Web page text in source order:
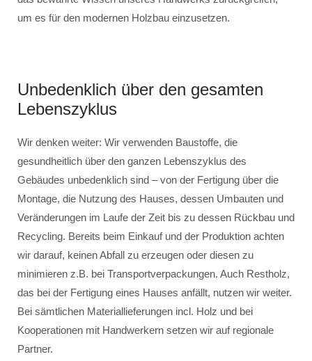
um es für den modernen Holzbau einzusetzen.
Unbedenklich über den gesamten
Lebenszyklus
Wir denken weiter: Wir verwenden Baustoffe, die
gesundheitlich über den ganzen Lebenszyklus des
Gebäudes unbedenklich sind – von der Fertigung über die
Montage, die Nutzung des Hauses, dessen Umbauten und
Veränderungen im Laufe der Zeit bis zu dessen Rückbau und
Recycling. Bereits beim Einkauf und der Produktion achten
wir darauf, keinen Abfall zu erzeugen oder diesen zu
minimieren z.B. bei Transportverpackungen. Auch Restholz,
das bei der Fertigung eines Hauses anfällt, nutzen wir weiter.
Bei sämtlichen Materiallieferungen incl. Holz und bei
Kooperationen mit Handwerkern setzen wir auf regionale
Partner.